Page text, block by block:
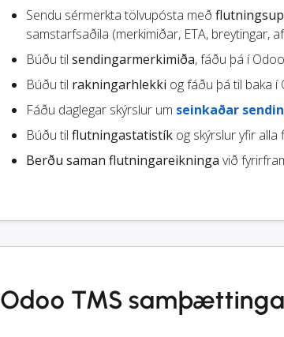
Sendu sérmerkta tölvupósta með
samstarfsaðila (merkimiðar, ETA, breytingar,
Búðu til sendingarmerkimiða, fáðu þá í
Búðu til rakningarhlekki og fáðu þá til baka
Fáðu daglegar skýrslur um seinkaðar
Búðu til flutningastatistík og skýrslur yfir alla
Berðu saman flutningareikninga við
Odoo TMS